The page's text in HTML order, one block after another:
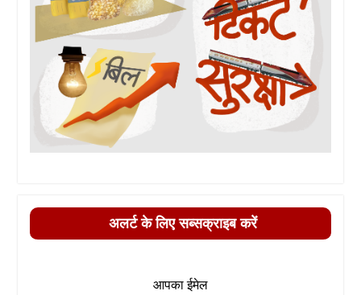
अलर्ट के लिए सब्सक्राइब करें
आपका ईमेल